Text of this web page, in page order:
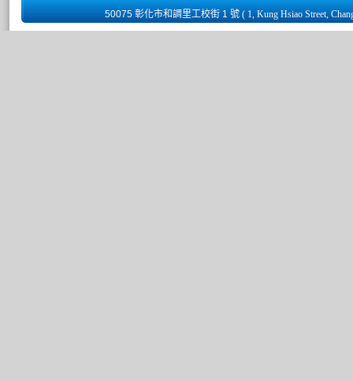
50075 彰化市和調里工校街 1 號 ( 1, Kung Hsiao Street,